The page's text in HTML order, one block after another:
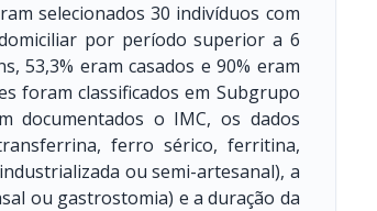
selecionados 30 indivíduos com
por período superior a 6
53,3% eram casados e 90% eram
foram classificados em Subgrupo
documentados o IMC, os dados
ferro sérico, ferritina,
ou semi-artesanal), a
ou gastrostomia) e a duração da